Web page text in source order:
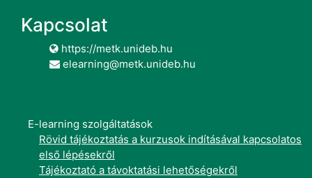
Kapcsolat
https://metk.unideb.hu
elearning@metk.unideb.hu
E-learning szolgáltatások
Rövid tájékoztatás a kurzusok indításával kapcsolatos
első lépésekről
Tájékoztató a távoktatási lehetőségekről